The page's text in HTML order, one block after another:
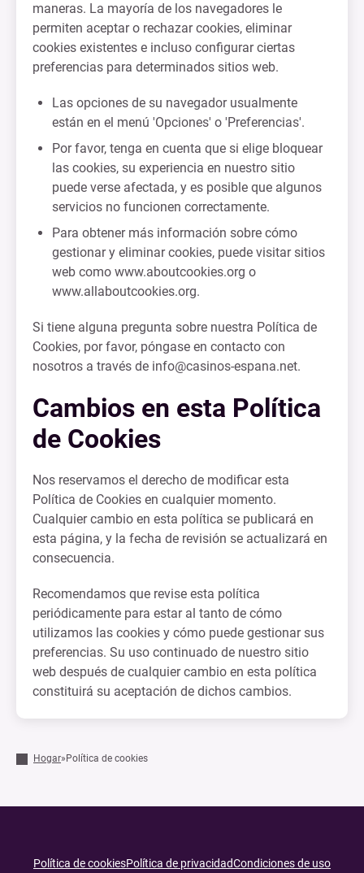
maneras. La mayoría de los navegadores le
permiten aceptar o rechazar cookies, eliminar
cookies existentes e incluso configurar ciertas
preferencias para determinados sitios web.
Las opciones de su navegador usualmente
están en el menú 'Opciones' o 'Preferencias'.
Por favor, tenga en cuenta que si elige bloquear
las cookies, su experiencia en nuestro sitio
puede verse afectada, y es posible que algunos
servicios no funcionen correctamente.
Para obtener más información sobre cómo
gestionar y eliminar cookies, puede visitar sitios
web como www.aboutcookies.org o
www.allaboutcookies.org.
Si tiene alguna pregunta sobre nuestra Política de
Cookies, por favor, póngase en contacto con
nosotros a través de info@casinos-espana.net.
Cambios en esta Política
de Cookies
Nos reservamos el derecho de modificar esta
Política de Cookies en cualquier momento.
Cualquier cambio en esta política se publicará en
esta página, y la fecha de revisión se actualizará en
consecuencia.
Recomendamos que revise esta política
periódicamente para estar al tanto de cómo
utilizamos las cookies y cómo puede gestionar sus
preferencias. Su uso continuado de nuestro sitio
web después de cualquier cambio en esta política
constituirá su aceptación de dichos cambios.
Hogar» Política de cookies
Política de cookiesPolítica de privacidadCondiciones de uso